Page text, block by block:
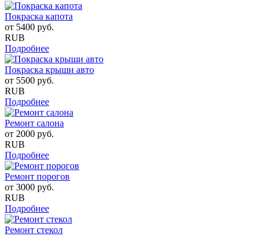
Покраска капота
от 5400 руб.
RUB
Подробнее
Покраска крыши авто
от 5500 руб.
RUB
Подробнее
Ремонт салона
от 2000 руб.
RUB
Подробнее
Ремонт порогов
от 3000 руб.
RUB
Подробнее
Ремонт стекол